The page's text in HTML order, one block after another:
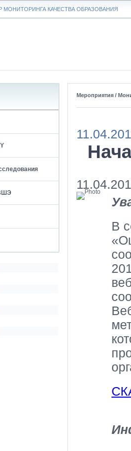
МОНИТОРИНГА КАЧЕСТВА ОБРАЗОВАНИЯ
Мероприятия /
В